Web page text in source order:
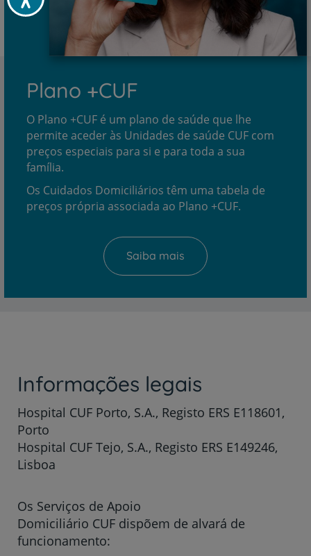
Plano +CUF
O Plano +CUF é um plano de saúde que lhe
permite aceder às Unidades de saúde CUF com
preços especiais para si e para toda a sua
família.
Os Cuidados Domiciliários têm uma tabela de
preços própria associada ao Plano +CUF.
Saiba mais
Informações legais
Hospital CUF Porto, S.A., Registo ERS E118601,
Porto
Hospital CUF Tejo, S.A., Registo ERS E149246,
Lisboa
Os Serviços de Apoio
Domiciliário CUF dispõem de alvará de
funcionamento: